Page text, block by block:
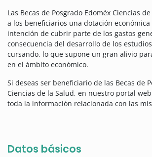
Las Becas de Posgrado Edoméx Ciencias
a los beneficiarios una dotación
intención de cubrir parte de los gastos
consecuencia del desarrollo de los
cursando, lo que supone un gran alivio
en el ámbito económico.
Si deseas ser beneficiario de las Becas de
Ciencias de la Salud, en nuestro portal
toda la información relacionada con las
Datos básicos